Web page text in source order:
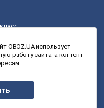
OBOZ.UA использует
работу сайта, а контент